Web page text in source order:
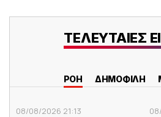
ΤΕΛΕΥΤΑΙΕΣ
ΡΟΗ ΔΗΜΟΦΙΛΗ
08/08/2026 21:13